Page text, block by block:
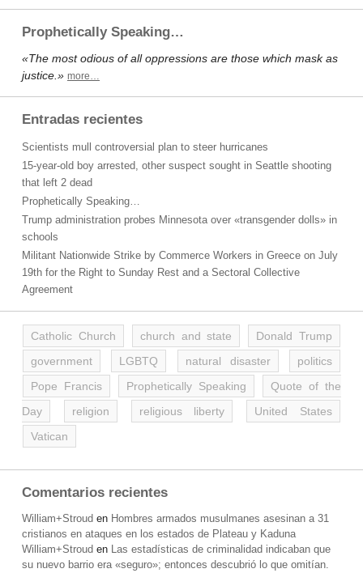
Prophetically Speaking…
«The most odious of all oppressions are those which mask as
justice.» more…
Entradas recientes
Scientists mull controversial plan to steer hurricanes
15-year-old boy arrested, other suspect sought in Seattle shooting
that left 2 dead
Prophetically Speaking…
Trump administration probes Minnesota over «transgender dolls» in
schools
Militant Nationwide Strike by Commerce Workers in Greece on July
19th for the Right to Sunday Rest and a Sectoral Collective
Agreement
Catholic Church church and state
Donald Trump
government
LGBTQ natural disaster
politics
Pope Francis
Prophetically Speaking
Quote of the
Day
religion religious liberty
United States
Vatican
Comentarios recientes
William+Stroud en Hombres armados musulmanes asesinan a 31
cristianos en ataques en los estados de Plateau y Kaduna
William+Stroud en Las estadísticas de criminalidad indicaban que
su nuevo barrio era «seguro»; entonces descubrió lo que omitían.